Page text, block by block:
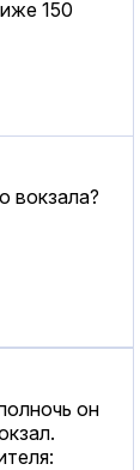
150
вокзала?
он